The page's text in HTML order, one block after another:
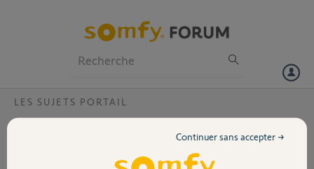
Volet
LES SUJETS PORTAIL
peut on ajouter des contacts "secs" pour
commande ouverture fermeture Evolvia?
Continuer sans accepter →